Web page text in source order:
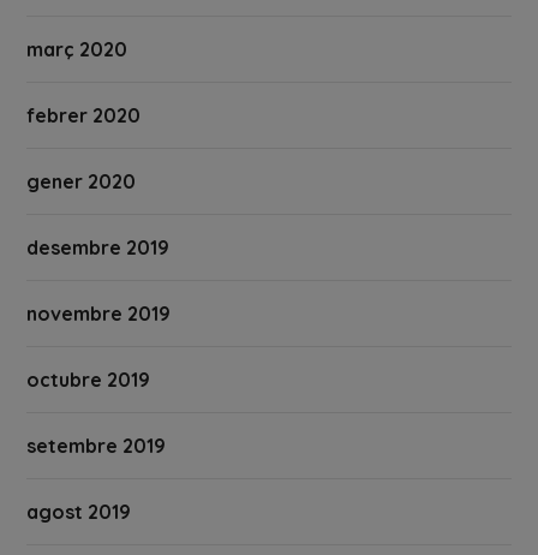
març 2020
febrer 2020
gener 2020
desembre 2019
novembre 2019
octubre 2019
setembre 2019
agost 2019